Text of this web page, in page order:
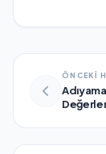
ÖNCEKİ